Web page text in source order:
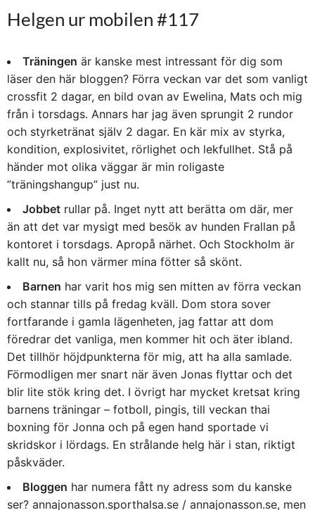
Helgen ur mobilen #117
Träningen är kanske mest intressant för dig som
läser den här bloggen? Förra veckan var det som vanligt
crossfit 2 dagar, en bild ovan av Ewelina, Mats och mig
från i torsdags. Annars har jag även sprungit 2 rundor
och styrketränat själv 2 dagar. En kär mix av styrka,
kondition, explosivitet, rörlighet och lekfullhet. Stå på
händer mot olika väggar är min roligaste
”träningshangup” just nu.
Jobbet rullar på. Inget nytt att berätta om där, mer
än att det var mysigt med besök av hunden Frallan på
kontoret i torsdags. Apropå närhet. Och Stockholm är
kallt nu, så hon värmer mina fötter så skönt.
Barnen har varit hos mig sen mitten av förra veckan
och stannar tills på fredag kväll. Dom stora sover
fortfarande i gamla lägenheten, jag fattar att dom
föredrar det vanliga, men kommer hit och äter ibland.
Det tillhör höjdpunkterna för mig, att ha alla samlade.
Förmodligen mer snart när även Jonas flyttar och det
blir lite stök kring det. I övrigt har mycket kretsat kring
barnens träningar – fotboll, pingis, till veckan thai
boxning för Jonna och på egen hand sportade vi
skridskor i lördags. En strålande helg här i stan, riktigt
påskväder.
Bloggen har numera fått ny adress som du kanske
ser? annajonasson.sporthalsa.se / annajonasson.se, men